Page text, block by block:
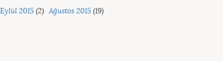
Eylül 2015 (2) Ağustos 2015 (19)